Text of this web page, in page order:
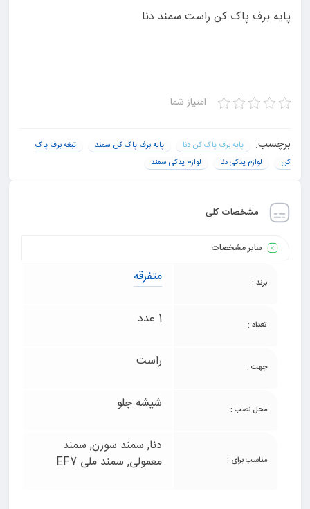
پایه برف پاک کن راست سمند دنا
امتیاز شما
برچسب: پایه برف پاک کن دنا پایه برف پاک کن سمند
تیغه برف پاک
کن
لوازم یدکی دنا لوازم یدکی سمند
مشخصات کلی
سایر مشخصات
برند : متفرقه
تعداد : 1 عدد
جهت : راست
محل نصب : شیشه جلو
مناسب برای :
دنا, سمند سورن, سمند
معمولی, سمند ملی EF7